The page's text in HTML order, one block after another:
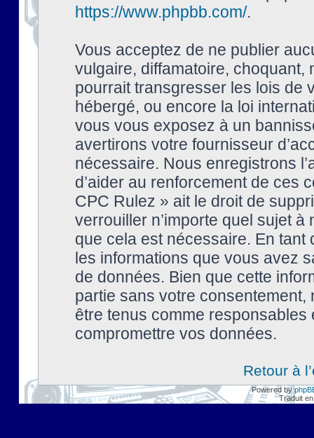
https://www.phpbb.com/.
Vous acceptez de ne publier
vulgaire, diffamatoire, choquant,
pourrait transgresser les lois de
hébergé, ou encore la loi
vous vous exposez à un
avertirons votre fournisseur
nécessaire. Nous enregistrons
d’aider au renforcement de ces
CPC Rulez » ait le droit de
verrouiller n’importe quel sujet à
que cela est nécessaire. En tant
les informations que vous avez
de données. Bien que cette
partie sans votre
être tenus comme
compromettre vos données.
Retour à
Powered by
Traduit